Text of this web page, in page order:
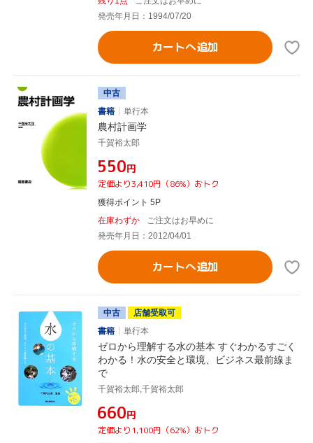
発売年月日：1994/07/20
カートへ追加
中古
書籍
単行本
農村計画学
千賀裕太郎
¥550円
定価より3,410円（86%）おトク
獲得ポイント 5P
在庫わずか
ご注文はお早めに
発売年月日：2012/04/01
カートへ追加
中古
店舗受取可
書籍
単行本
ゼロから理解する水の基本 すぐわかるすごく
わかる！水の安全と環境、ビジネス最前線ま
で
千賀裕太郎,千賀裕太郎
¥660円
定価より1,100円（62%）おトク